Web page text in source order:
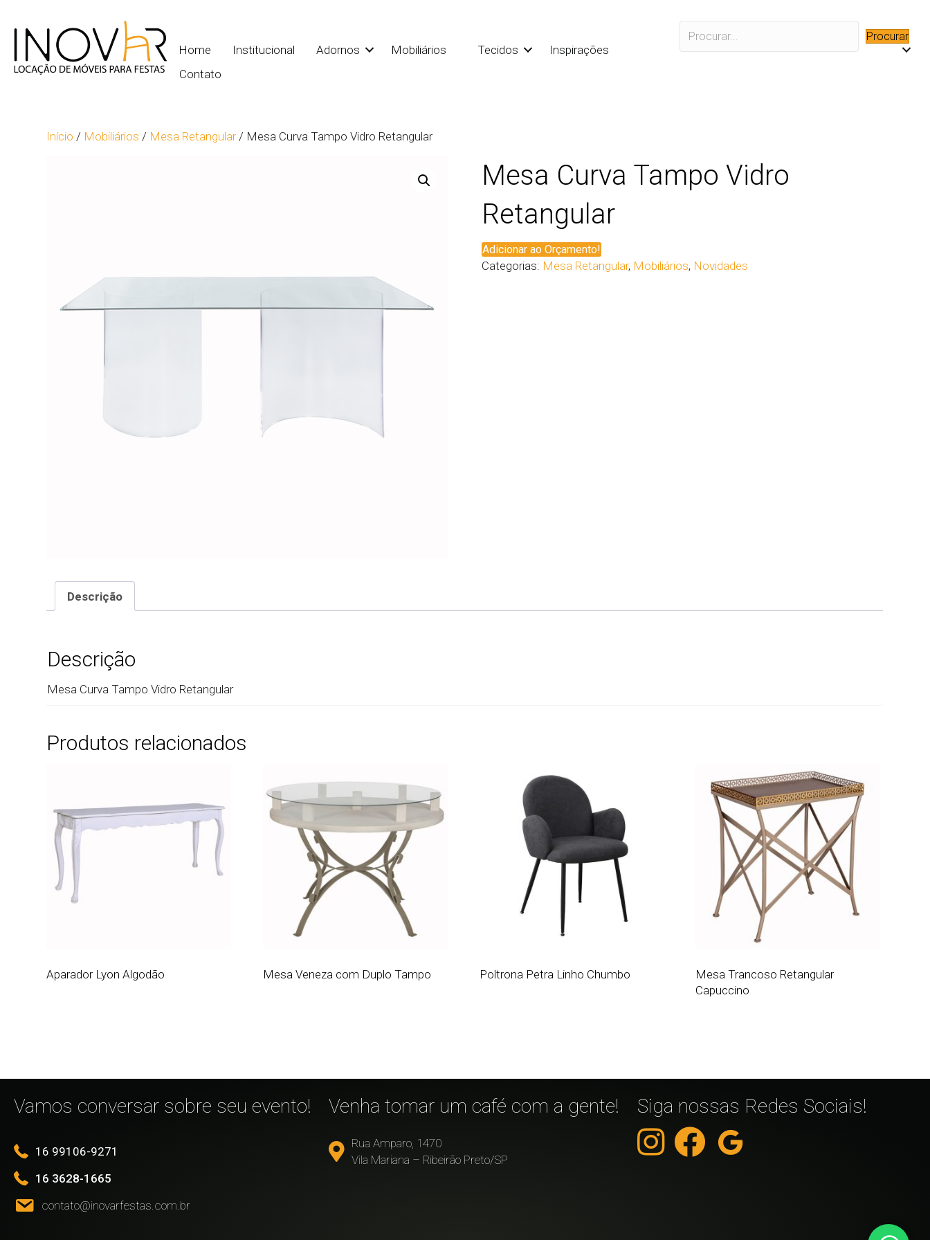
Home Institucional Adornos Mobiliários Tecidos
Inspirações
Contato
Procurar
Início / Mobiliários / Mesa Retangular/ Mesa Curva Tampo Vidro Retangular
Mesa Curva Tampo Vidro
Retangular
Adicionar ao Orçamento!
Categorias: Mesa Retangular, Mobiliários, Novidades
Descrição
Descrição
Mesa Curva Tampo Vidro Retangular
Produtos relacionados
Aparador Lyon Algodão Mesa Veneza com Duplo Tampo Poltrona Petra Linho Chumbo
Mesa Trancoso Retangular
Capuccino
Vamos conversar sobre seu evento!
16 99106-9271
16 3628-1665
contato@inovarfestas.com.br
Venha tomar um café com a gente!
Rua Amparo, 1470
Vila Mariana – Ribeirão Preto/SP
Siga nossas Redes Sociais!